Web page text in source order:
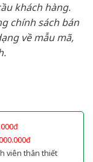
khách hàng.
chính sách bán
về mẫu mã,
viên thân thiết